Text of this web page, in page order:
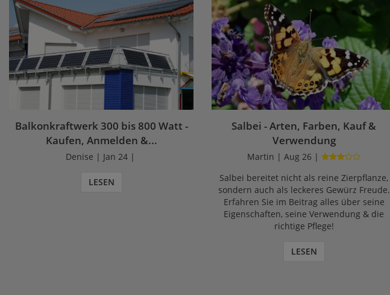
Balkonkraftwerk 300 bis 800 Watt -
Kaufen, Anmelden &...
Denise | Jan 24 |
LESEN
Salbei - Arten, Farben, Kauf &
Verwendung
Martin | Aug 26 |
Salbei bereitet nicht als reine Zierpflanze,
sondern auch als leckeres Gewürz Freude.
Erfahren Sie im Beitrag alles über seine
Eigenschaften, seine Verwendung & die
richtige Pflege!
LESEN